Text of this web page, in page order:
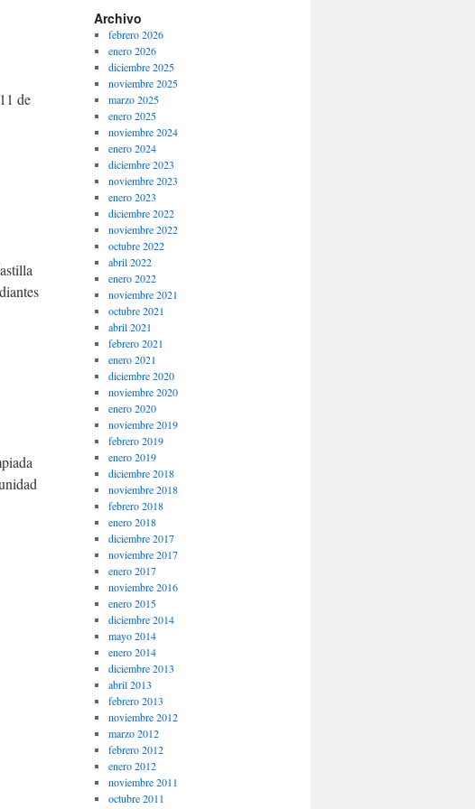
de
Archivo
febrero 2026
enero 2026
diciembre 2025
noviembre 2025
marzo 2025
enero 2025
noviembre 2024
enero 2024
diciembre 2023
noviembre 2023
enero 2023
diciembre 2022
noviembre 2022
octubre 2022
abril 2022
enero 2022
noviembre 2021
octubre 2021
abril 2021
febrero 2021
enero 2021
diciembre 2020
noviembre 2020
enero 2020
noviembre 2019
febrero 2019
enero 2019
diciembre 2018
noviembre 2018
febrero 2018
enero 2018
diciembre 2017
noviembre 2017
enero 2017
noviembre 2016
enero 2015
diciembre 2014
mayo 2014
enero 2014
diciembre 2013
abril 2013
febrero 2013
noviembre 2012
marzo 2012
febrero 2012
enero 2012
noviembre 2011
octubre 2011